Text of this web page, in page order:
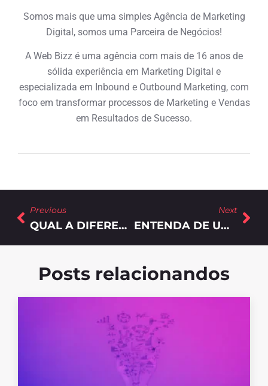
Somos mais que uma simples Agência de Marketing
Digital, somos uma Parceira de Negócios!
A Web Bizz é uma agência com mais de 16 anos de
sólida experiência em Marketing Digital e
especializada em Inbound e Outbound Marketing, com
foco em transformar processos de Marketing e Vendas
em Resultados de Sucesso.
Previous
QUAL A DIFERENÇA ENTRE ASSESSORIA DE IMPRENSA E MARKETING DE CONTEÚDO?
Next
ENTENDA DE UMA VEZ POR TODAS O QUE É MARKETING DE CONTEÚDO
Posts relacionandos